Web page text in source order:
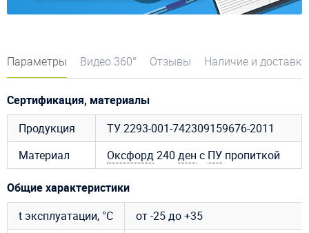
Параметры Видео 360° Отзывы Наличие и доставка
Сертификация, материалы
Продукция
ТУ 2293-001-742309159676-2011
Материал
Оксфорд240 ден с ПУ пропиткой
Общие характеристики
t эксплуатации, °C
от -25 до +35